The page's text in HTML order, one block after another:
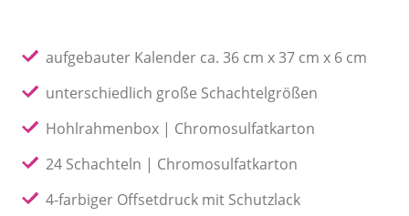
aufgebauter Kalender ca. 36 cm x 37 cm x 6 cm
unterschiedlich große Schachtelgrößen
Hohlrahmenbox | Chromosulfatkarton
24 Schachteln | Chromosulfatkarton
4-farbiger Offsetdruck mit Schutzlack